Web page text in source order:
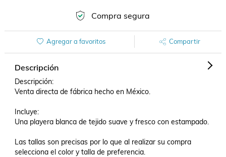
Compra segura
Agregar a favoritos Compartir
Descripción
Descripción:
Venta directa de fábrica hecho en México.
Incluye:
Una playera blanca de tejido suave y fresco con estampado.
Las tallas son precisas por lo que al realizar su compra
selecciona el color y talla de preferencia.